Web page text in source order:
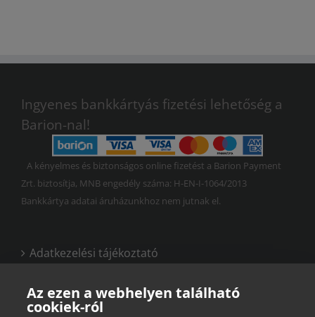
Ingyenes bankkártyás fizetési lehetőség a
Barion-nal!
A kényelmes és biztonságos online fizetést a Barion Payment
Zrt. biztosítja, MNB engedély száma: H-EN-I-1064/2013
Bankkártya adatai áruházunkhoz nem jutnak el.
Adatkezelési tájékoztató
Vásárlási és felhasználási feltételek
Az ezen a webhelyen található
cookiek-ról